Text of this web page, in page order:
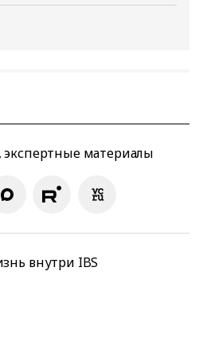
экспертные материалы
внутри IBS